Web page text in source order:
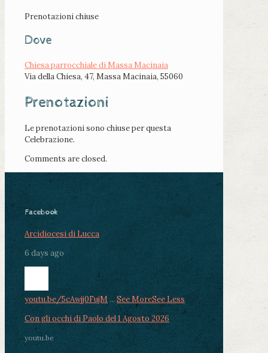
Prenotazioni chiuse
Dove
Chiesa parrocchiale di Massa Macinaia
Via della Chiesa, 47, Massa Macinaia, 55060
Prenotazioni
Le prenotazioni sono chiuse per questa
Celebrazione.
Comments are closed.
Facebook
Arcidiocesi di Lucca
6 days ago
youtu.be/5cAwjj0FujM ... See MoreSee Less
Con gli occhi di Paolo del 1 Agosto 2026
youtu.be